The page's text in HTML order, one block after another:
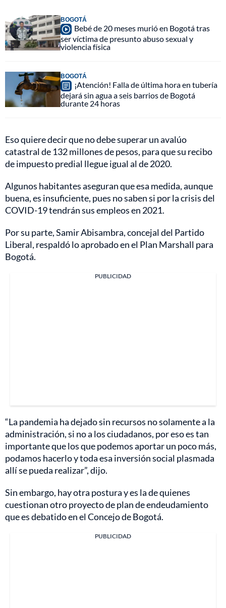
BOGOTÁ
Bebé de 20 meses murió en Bogotá tras
ser víctima de presunto abuso sexual y
violencia física
BOGOTÁ
¡Atención! Falla de última hora en tubería
dejará sin agua a seis barrios de Bogotá
durante 24 horas
Eso quiere decir que no debe superar un avalúo
catastral de 132 millones de pesos, para que su recibo
de impuesto predial llegue igual al de 2020.
Algunos habitantes aseguran que esa medida, aunque
buena, es insuficiente, pues no saben si por la crisis del
COVID-19 tendrán sus empleos en 2021.
Por su parte, Samir Abisambra, concejal del Partido
Liberal, respaldó lo aprobado en el Plan Marshall para
Bogotá.
PUBLICIDAD
“La pandemia ha dejado sin recursos no solamente a la
administración, si no a los ciudadanos, por eso es tan
importante que los que podemos aportar un poco más,
podamos hacerlo y toda esa inversión social plasmada
allí se pueda realizar”, dijo.
Sin embargo, hay otra postura y es la de quienes
cuestionan otro proyecto de plan de endeudamiento
que es debatido en el Concejo de Bogotá.
PUBLICIDAD